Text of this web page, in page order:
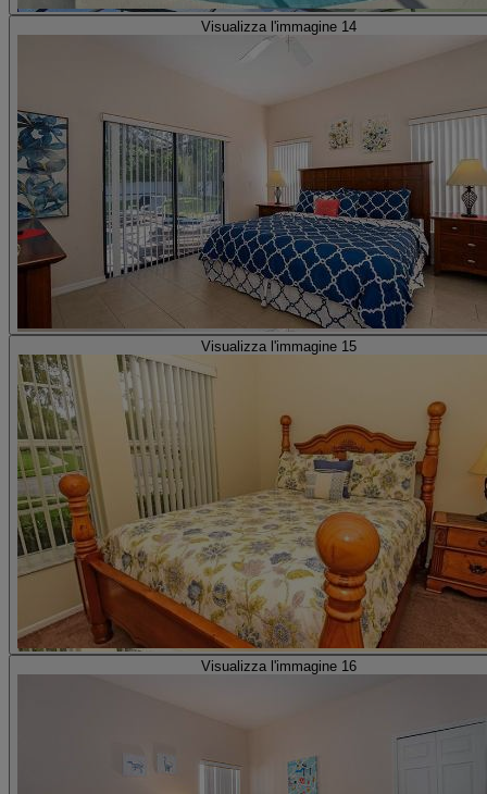
Visualizza l'immagine 14
Visualizza l'immagine 15
Visualizza l'immagine 16